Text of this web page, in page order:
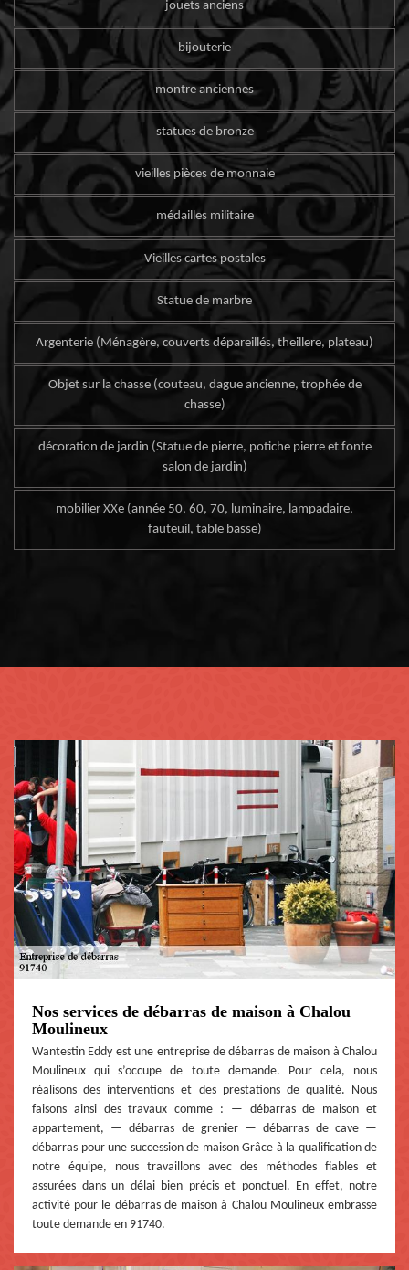
jouets anciens
bijouterie
montre anciennes
statues de bronze
vieilles pièces de monnaie
médailles militaire
Vieilles cartes postales
Statue de marbre
Argenterie (Ménagère, couverts dépareillés, theillere, plateau)
Objet sur la chasse (couteau, dague ancienne, trophée de
chasse)
décoration de jardin (Statue de pierre, potiche pierre et fonte
salon de jardin)
mobilier XXe (année 50, 60, 70, luminaire, lampadaire,
fauteuil, table basse)
Nos services de débarras de maison à Chalou
Moulineux
Wantestin Eddy est une entreprise de débarras de maison à Chalou
Moulineux qui s’occupe de toute demande. Pour cela, nous
réalisons des interventions et des prestations de qualité. Nous
faisons ainsi des travaux comme : — débarras de maison et
appartement, — débarras de grenier — débarras de cave —
débarras pour une succession de maison Grâce à la qualification de
notre équipe, nous travaillons avec des méthodes fiables et
assurées dans un délai bien précis et ponctuel. En effet, notre
activité pour le débarras de maison à Chalou Moulineux embrasse
toute demande en 91740.